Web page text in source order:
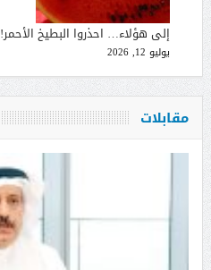
إلى هؤلاء… احذروا البطيخ الأحمر!
يوليو 12, 2026
مقابلات